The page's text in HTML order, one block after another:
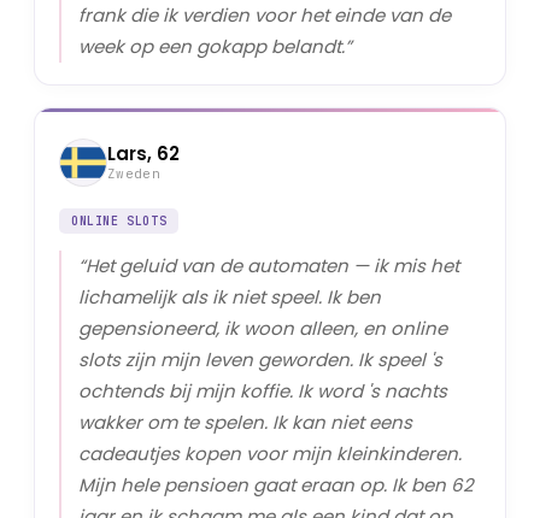
frank die ik verdien voor het einde van de
week op een gokapp belandt.”
Lars, 62
Zweden
ONLINE SLOTS
“Het geluid van de automaten — ik mis het
lichamelijk als ik niet speel. Ik ben
gepensioneerd, ik woon alleen, en online
slots zijn mijn leven geworden. Ik speel 's
ochtends bij mijn koffie. Ik word 's nachts
wakker om te spelen. Ik kan niet eens
cadeautjes kopen voor mijn kleinkinderen.
Mijn hele pensioen gaat eraan op. Ik ben 62